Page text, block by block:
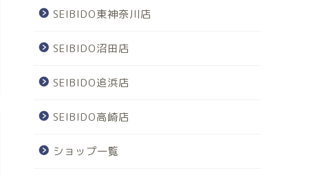
SEIBIDO東神奈川店
SEIBIDO沼田店
SEIBIDO追浜店
SEIBIDO高崎店
ショップ一覧